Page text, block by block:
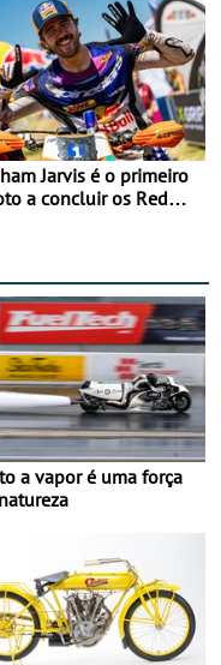
Jarvis é o primeiro
a concluir os Red
a vapor é uma força